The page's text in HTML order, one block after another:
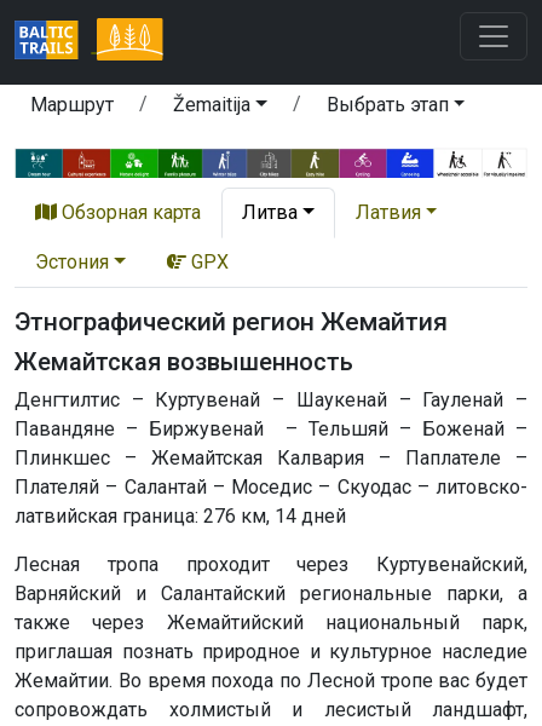
Маршрут Žemaitija Выбрать этап
Обзорная карта Литва Латвия
Эстония GPX
Этнографический регион Жемайтия
Жемайтская возвышенность
Денгтилтис – Куртувенай – Шаукенай – Гауленай –
Павандяне – Биржувенай – Тельшяй – Боженай –
Плинкшес – Жемайтская Калвария – Паплателе –
Плателяй – Салантай – Моседис – Скуодас – литовско-
латвийская граница: 276 км, 14 дней
Лесная тропа проходит через Куртувенайский,
Варняйский и Салантайский региональные парки, а
также через Жемайтийский национальный парк,
приглашая познать природное и культурное наследие
Жемайтии. Во время похода по Лесной тропе вас будет
сопровождать холмистый и лесистый ландшафт,